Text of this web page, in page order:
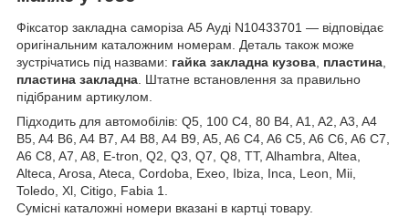
Фіксатор закладна саморіза А5 Ауді N10433701 — відповідає
оригінальним каталожним номерам. Деталь також може
зустрічатись під назвами: гайка закладна кузова, пластина,
пластина закладна. Штатне встановлення за правильно
підібраним артикулом.
Підходить для автомобілів: Q5, 100 C4, 80 B4, A1, A2, A3, A4
B5, A4 B6, A4 B7, A4 B8, A4 B9, A5, A6 C4, A6 C5, A6 C6, A6 C7,
A6 C8, A7, A8, E-tron, Q2, Q3, Q7, Q8, TT, Alhambra, Altea,
Alteca, Arosa, Ateca, Cordoba, Exeo, Ibiza, Inca, Leon, Mii,
Toledo, Xl, Citigo, Fabia 1.
Сумісні каталожні номери вказані в картці товару.